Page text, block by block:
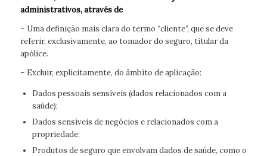
administrativos, através de
– Uma definição mais clara do termo “cliente”, que se deve
referir, exclusivamente, ao tomador do seguro, titular da
apólice.
– Excluir, explicitamente, do âmbito de aplicação:
Dados pessoais sensíveis (dados relacionados com a
saúde);
Dados sensíveis de negócios e relacionados com a
propriedade;
Produtos de seguro que envolvam dados de saúde, como o